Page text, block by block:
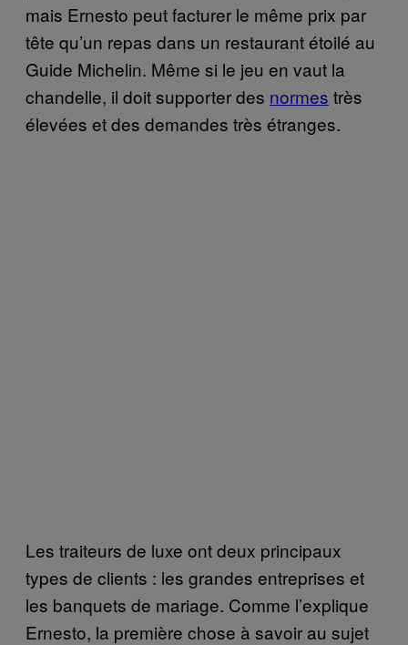
mais Ernesto peut facturer le même prix par
tête qu’un repas dans un restaurant étoilé au
Guide Michelin. Même si le jeu en vaut la
chandelle, il doit supporter des normes très
élevées et des demandes très étranges.
Les traiteurs de luxe ont deux principaux
types de clients : les grandes entreprises et
les banquets de mariage. Comme l’explique
Ernesto, la première chose à savoir au sujet